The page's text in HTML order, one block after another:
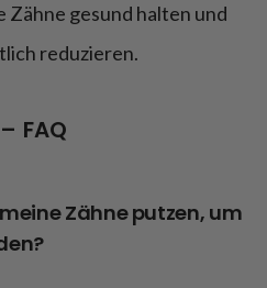
Zähne gesund halten und
reduzieren.
FAQ
Zähne putzen, um